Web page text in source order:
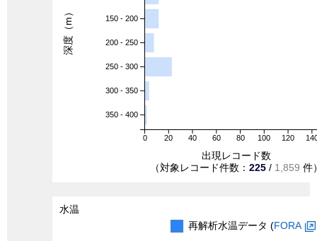
0 20 40 60 80 100 120
150 - 200
200 - 250
250 - 300
300 - 350
350 - 400
出現レコード数
（対象レコード件数： 225 / 1,859 件
深度（m）
水温
再解析水温データ (FORA